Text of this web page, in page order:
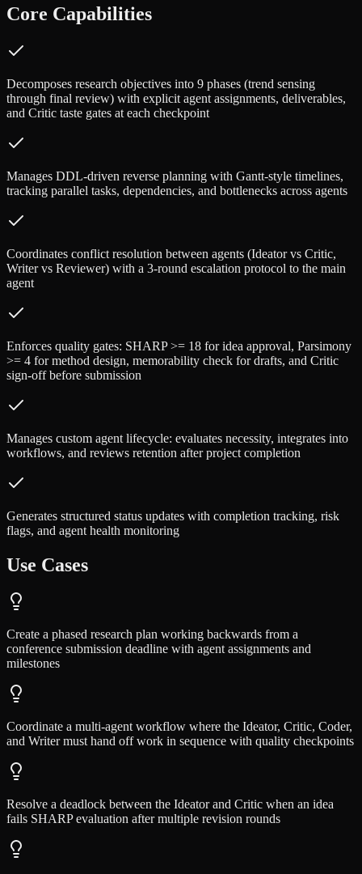
Core Capabilities
Decomposes research objectives into 9 phases (trend sensing
through final review) with explicit agent assignments, deliverables,
and Critic taste gates at each checkpoint
Manages DDL-driven reverse planning with Gantt-style timelines,
tracking parallel tasks, dependencies, and bottlenecks across agents
Coordinates conflict resolution between agents (Ideator vs Critic,
Writer vs Reviewer) with a 3-round escalation protocol to the main
agent
Enforces quality gates: SHARP >= 18 for idea approval, Parsimony
>= 4 for method design, memorability check for drafts, and Critic
sign-off before submission
Manages custom agent lifecycle: evaluates necessity, integrates into
workflows, and reviews retention after project completion
Generates structured status updates with completion tracking, risk
flags, and agent health monitoring
Use Cases
Create a phased research plan working backwards from a
conference submission deadline with agent assignments and
milestones
Coordinate a multi-agent workflow where the Ideator, Critic, Coder,
and Writer must hand off work in sequence with quality checkpoints
Resolve a deadlock between the Ideator and Critic when an idea
fails SHARP evaluation after multiple revision rounds